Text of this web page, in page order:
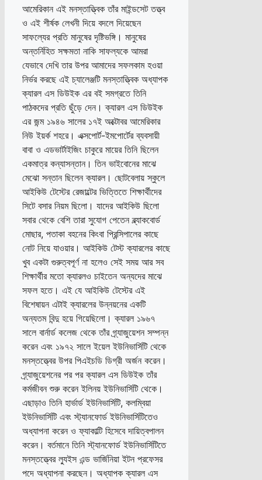
আমেরিকান এই মনস্তাত্ত্বিক তাঁর মাইন্ডসেট তত্ত্ব
ও এই শীর্ষক লেখনী দিয়ে বদলে দিয়েছেন
সাফল্যের প্রতি মানুষের দৃষ্টিভঙ্গি। মানুষের
অন্তর্নিহিত সক্ষমতা নাকি সাফল্যকে আমরা
যেভাবে দেখি তার উপর আমাদের সফলকাম হওয়া
নির্ভর করছে এই চ্যালেঞ্জটি মনস্তাত্ত্বিক অধ্যাপক
ক্যারল এস ডিউইক এর বই সমগ্রতে তিনি
পাঠকদের প্রতি ছুঁড়ে দেন। ক্যারল এস ডিউইক
এর জন্ম ১৯৪৬ সালের ১৭ই অক্টোবর আমেরিকার
নিউ ইয়র্ক শহরে। এক্সপোর্ট-ইমপোর্টের ব্যবসায়ী
বাবা ও এডভার্টাইজিং চাকুরে মায়ের তিনি ছিলেন
একমাত্র কন্যাসন্তান। তিন ভাইবোনের মাঝে
মেঝো সন্তান ছিলেন ক্যারল। ছোটবেলায় স্কুলে
আইকিউ টেস্টের রেজাল্টের ভিত্তিতে শিক্ষার্থীদের
সিটে বসার নিয়ম ছিলো। যাদের আইকিউ ছিলো
সবার থেকে বেশি তারা সুযোগ পেতেন ব্ল্যাকবোর্ড
মোছার, পতাকা বহনের কিংবা প্রিন্সিপালের কাছে
নোট নিয়ে যাওয়ার। আইকিউ টেস্ট ক্যারলের কাছে
খুব একটা গুরুত্বপূর্ণ না হলেও সেই সময় আর সব
শিক্ষার্থীর মতো ক্যারলও চাইতেন অন্যদের মাঝে
সফল হতে। এই যে আইকিউ টেস্টের এই
বিশেষায়ন এটাই ক্যারলের উন্নয়নের একটি
অন্যতম বিন্দু হয়ে গিয়েছিলো। ক্যারল ১৯৬৭
সালে বার্নার্ড কলেজ থেকে তাঁর গ্র্যাজুয়েশন সম্পন্ন
করেন এবং ১৯৭২ সালে ইয়েল ইউনিভার্সিটি থেকে
মনস্তত্ত্বের উপর পিএইচডি ডিগ্রী অর্জন করেন।
গ্র্যাজুয়েশনের পর পর ক্যারল এস ডিউইক তাঁর
কর্মজীবন শুরু করেন ইলিনয় ইউনিভার্সিটি থেকে।
এছাড়াও তিনি হার্ভার্ড ইউনিভার্সিটি, কলম্বিয়া
ইউনিভার্সিটি এবং স্ট্যানফোর্ড ইউনিভার্সিটিতেও
অধ্যাপনা করেন ও ফ্যাকাল্টি হিসেবে দায়িত্বপালন
করেন। বর্তমানে তিনি স্ট্যানফোর্ড ইউনিভার্সিটিতে
মনস্তত্ত্বের ল্যুইস এন্ড ভার্জিনিয়া ইটন প্রফেসর
পদে অধ্যাপনা করছেন। অধ্যাপক ক্যারল এস